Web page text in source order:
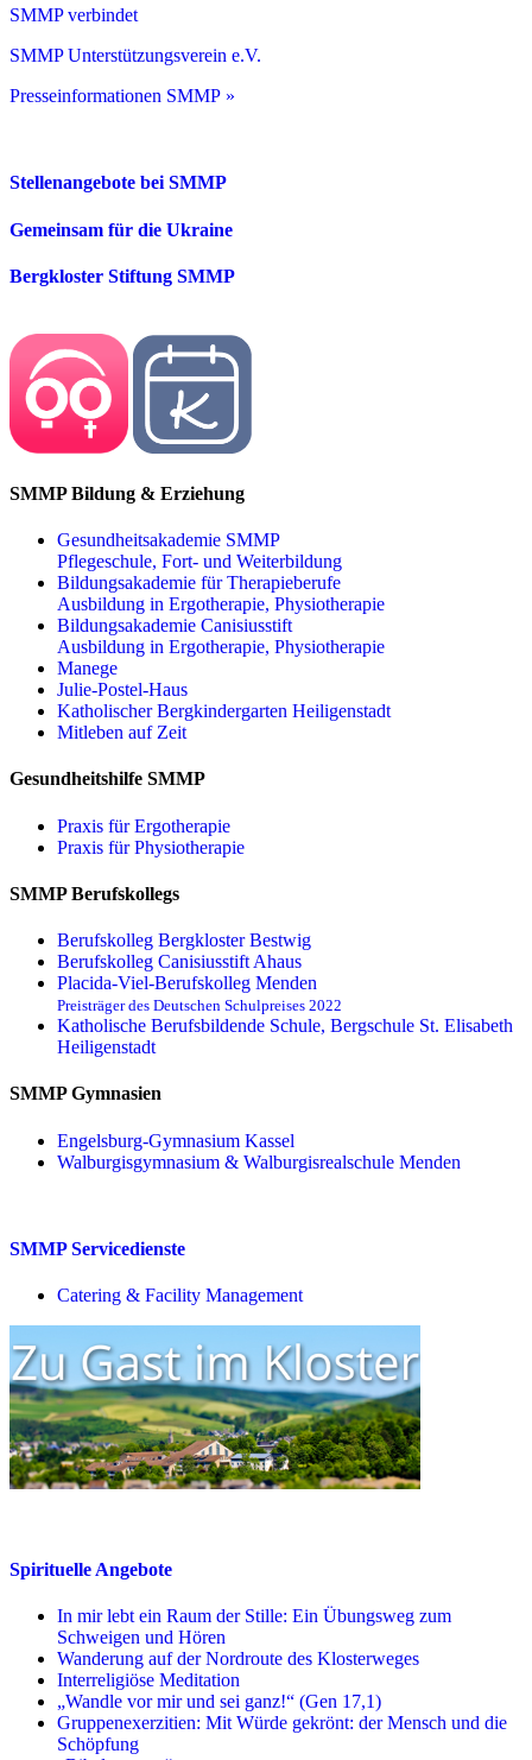
SMMP verbindet
SMMP Unterstützungsverein e.V.
Presseinformationen SMMP »
Stellenangebote bei SMMP
Gemeinsam für die Ukraine
Bergkloster Stiftung SMMP
SMMP Bildung & Erziehung
Gesundheitsakademie SMMP
Pflegeschule, Fort- und Weiterbildung
Bildungsakademie für Therapieberufe
Ausbildung in Ergotherapie, Physiotherapie
Bildungsakademie Canisiusstift
Ausbildung in Ergotherapie, Physiotherapie
Manege
Julie-Postel-Haus
Katholischer Bergkindergarten Heiligenstadt
Mitleben auf Zeit
Gesundheitshilfe SMMP
Praxis für Ergo­therapie
Praxis für Physio­therapie
SMMP Berufskollegs
Berufskolleg Bergkloster Bestwig
Berufskolleg Canisiusstift Ahaus
Placida-Viel-Berufskolleg Menden
Preisträger des Deutschen Schulpreises 2022
Katholische Berufsbildende Schule, Bergschule St. Elisabeth
Heiligenstadt
SMMP Gymnasien
Engelsburg-Gymnasium Kassel
Walburgisgymnasium & Walburgisrealschule Menden
SMMP Servicedienste
Catering & Facility Management
Spirituelle Angebote
In mir lebt ein Raum der Stille: Ein Übungsweg zum
Schweigen und Hören
Wanderung auf der Nordroute des Klosterweges
Interreligiöse Meditation
„Wandle vor mir und sei ganz!“ (Gen 17,1)
Gruppenexerzitien: Mit Würde gekrönt: der Mensch und die
Schöpfung